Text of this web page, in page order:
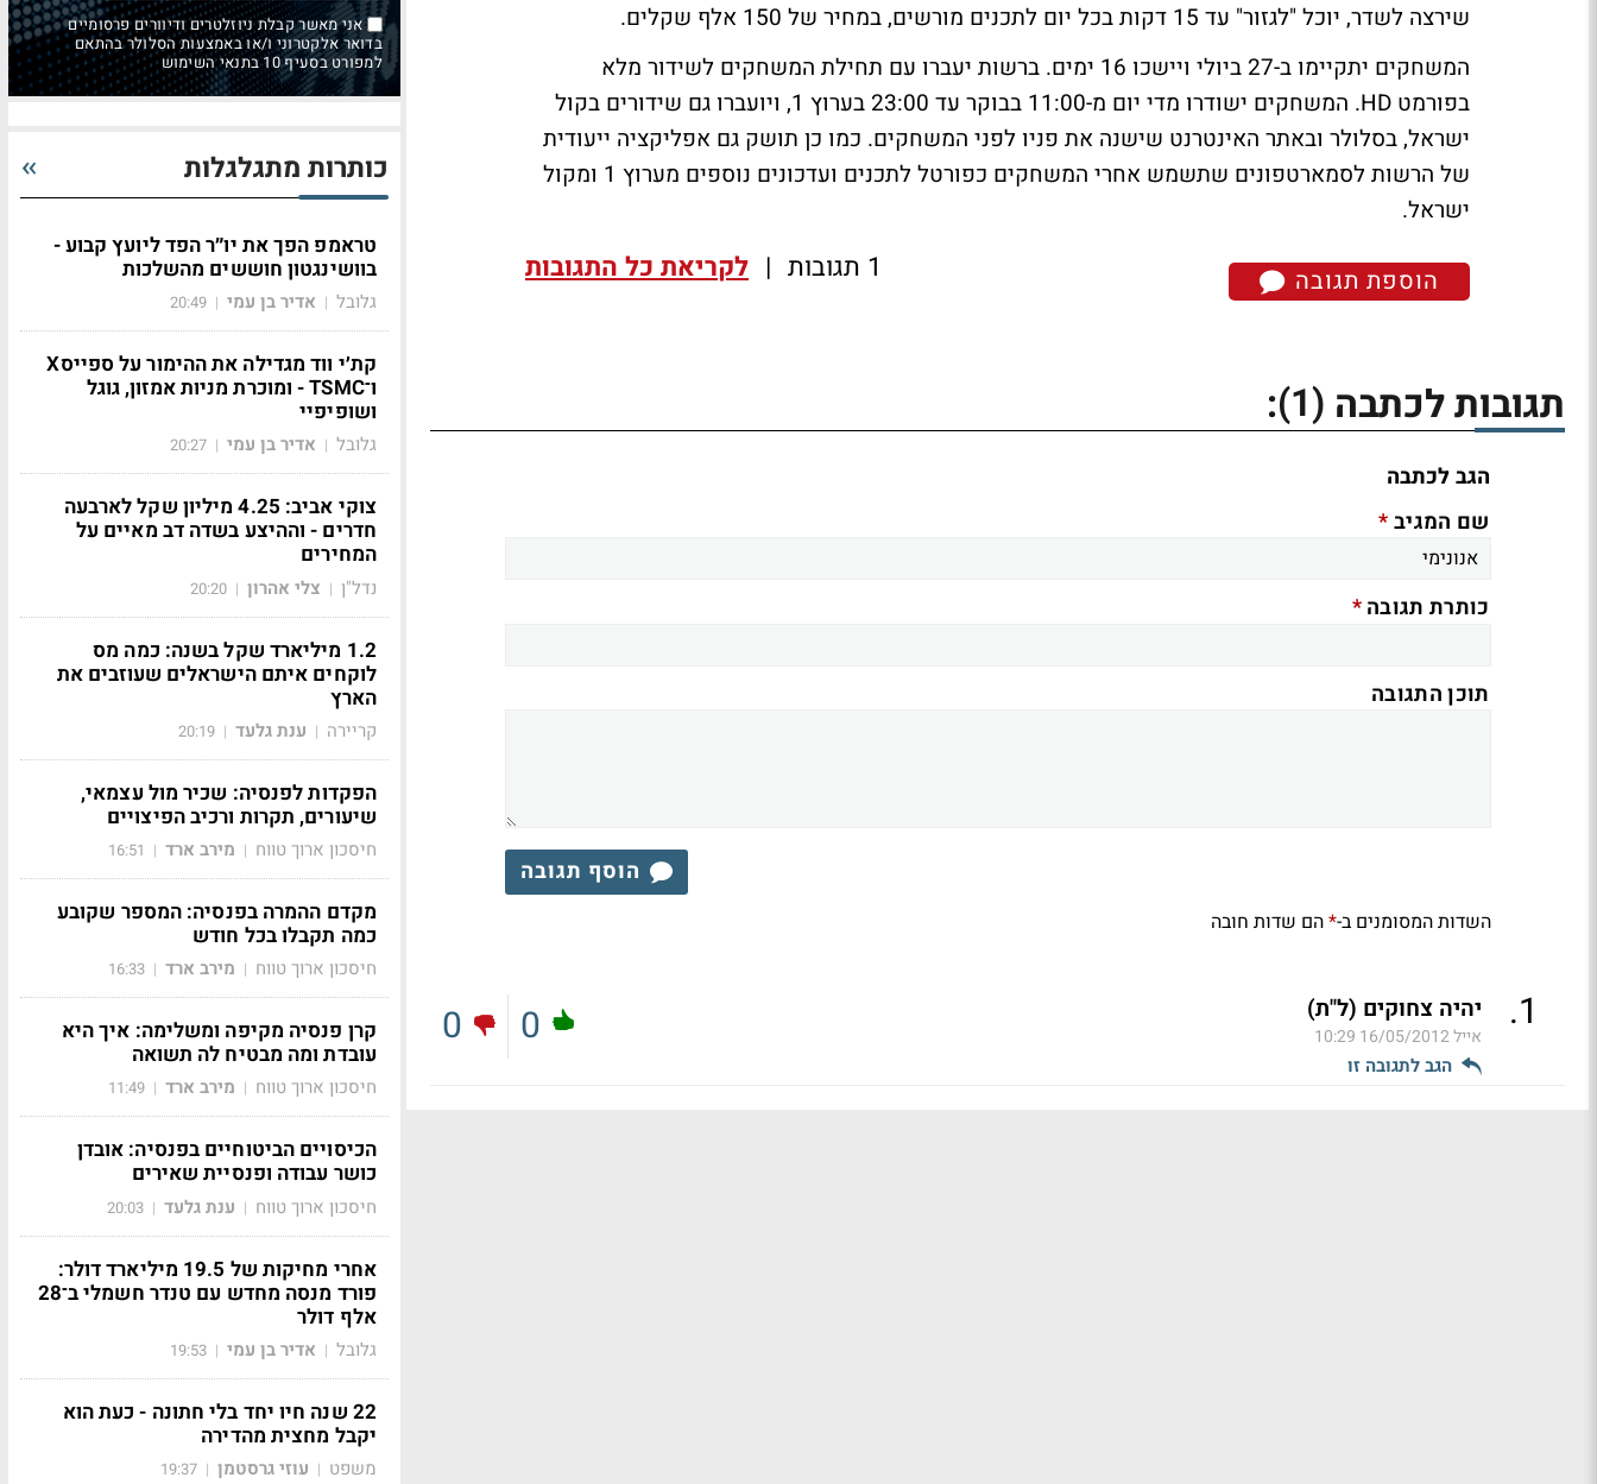
שירצה לשדר, יוכל "לגזור" עד 15 דקות בכל יום לתכנים מורשים, במחיר של 150 אלף שקלים.
המשחקים יתקיימו ב-27 ביולי ויישכו 16 ימים. ברשות יעברו עם תחילת המשחקים לשידור מלא
בפורמט HD. המשחקים ישודרו מדי יום מ-11:00 בבוקר עד 23:00 בערוץ 1, ויועברו גם שידורים בקול
ישראל, בסלולר ובאתר האינטרנט שישנה את פניו לפני המשחקים. כמו כן תושק גם אפליקציה ייעודית
של הרשות לסמארטפונים שתשמש אחרי המשחקים כפורטל לתכנים ועדכונים נוספים מערוץ 1 ומקול
ישראל.
הוספת תגובה 1 תגובות | לקריאת כל התגובות
תגובות לכתבה (1)
:
הגב לכתבה
שם המגיב*
כותרת תגובה*
תוכן התגובה
הוסף תגובה
השדות המסומנים ב-*הם שדות חובה
1
. יהיה צחוקים (ל"ת)
אייל16/05/2012 10:29
הגב לתגובה זו
0
0
אני מאשר קבלת ניוזלטרים ודיוורים פרסומיים
בדואר אלקטרוני ו/או באמצעות הסלולר בהתאם
למפורט בסעיף 10 בתנאי השימוש
כותרות מתגלגלות
טראמפ הפך את יו״ר הפד ליועץ קבוע -
בוושינגטון חוששים מהשלכות
גלובל | אדיר בן עמי |
20:49
קת׳י ווד מגדילה את ההימור על ספייסX
ו־TSMC - ומוכרת מניות אמזון, גוגל
ושופיפיי
גלובל | אדיר בן עמי |
20:27
צוקי אביב: 4.25 מיליון שקל לארבעה
חדרים - וההיצע בשדה דב מאיים על
המחירים
נדל"ן | צלי אהרון |
20:20
1.2 מיליארד שקל בשנה: כמה מס
לוקחים איתם הישראלים שעוזבים את
הארץ
קריירה | ענת גלעד |
20:19
הפקדות לפנסיה: שכיר מול עצמאי,
שיעורים, תקרות ורכיב הפיצויים
חיסכון ארוך טווח | מירב ארד |
16:51
מקדם ההמרה בפנסיה: המספר שקובע
כמה תקבלו בכל חודש
חיסכון ארוך טווח | מירב ארד |
16:33
קרן פנסיה מקיפה ומשלימה: איך היא
עובדת ומה מבטיח לה תשואה
חיסכון ארוך טווח | מירב ארד |
11:49
הכיסויים הביטוחיים בפנסיה: אובדן
כושר עבודה ופנסיית שאירים
חיסכון ארוך טווח | ענת גלעד |
20:03
אחרי מחיקות של 19.5 מיליארד דולר:
פורד מנסה מחדש עם טנדר חשמלי ב־28
אלף דולר
גלובל | אדיר בן עמי |
19:53
22 שנה חיו יחד בלי חתונה - כעת הוא
יקבל מחצית מהדירה
משפט | עוזי גרסטמן |
19:37